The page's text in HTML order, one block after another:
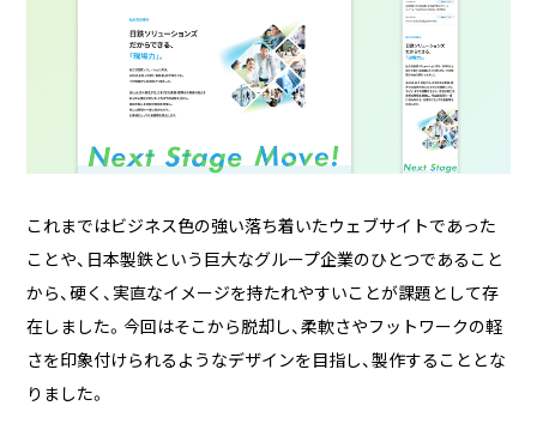
情報を AWS Secrets Manager で管理す
2026/07/01
『リーダブルコード』から学ぶ、「本当に
理解しやすいコード」を書くための実践
ポイント
2026/06/30 日々の生活
AWS Certified Solutions Architect –
Associate（SAA-C03）合格体験記
これまではビジネス色の強い落ち着いたウェブサイトであった
ことや、日本製鉄という巨大なグループ企業のひとつであること
から、硬く、実直なイメージを持たれやすいことが課題として存
在しました。今回はそこから脱却し、柔軟さやフットワークの軽
さを印象付けられるようなデザインを目指し、製作することとな
りました。